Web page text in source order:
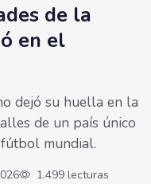
de la
en el
dejó su huella en la
de un país único
mundial.
1.499 lecturas